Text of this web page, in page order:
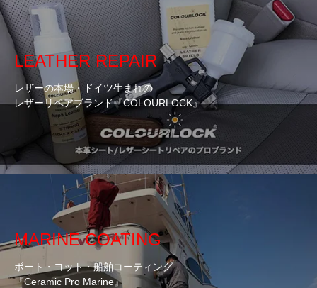
LEATHER REPAIR
レザーの本場・ドイツ生まれの
レザーリペアブランド『COLOURLOCK』
MARINE COATING
ボート・ヨット・船舶コーティング
『Ceramic Pro Marine』